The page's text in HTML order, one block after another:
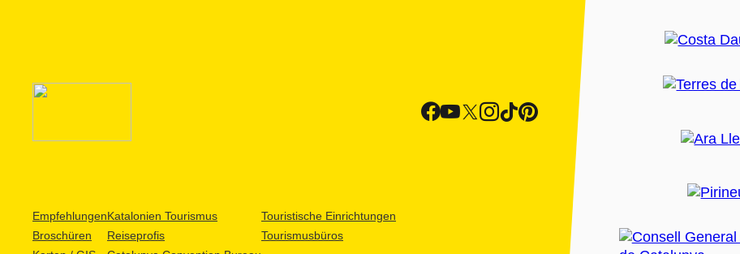
Empfehlungen
Broschüren
Katalonien Tourismus
Reiseprofis
Touristische Einrichtungen
Tourismusbüros